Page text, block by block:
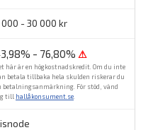
000 - 30 000 kr
- 76,80% ⚠
här är en högkostnadskredit. Om du inte
betala tillbaka hela skulden riskerar du
betalningsanmärkning. För stöd, vänd
till hallåkonsument.se